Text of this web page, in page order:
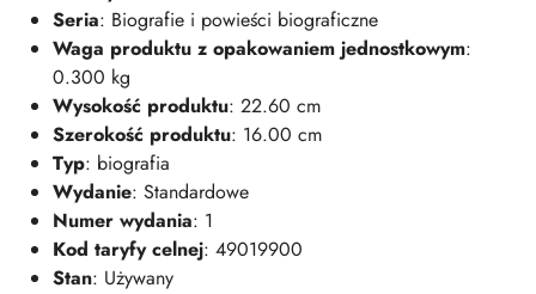
Seria: Biografie i powieści biograficzne
Waga produktu z opakowaniem jednostkowym:
0.300 kg
Wysokość produktu: 22.60 cm
Szerokość produktu: 16.00 cm
Typ: biografia
Wydanie: Standardowe
Numer wydania: 1
Kod taryfy celnej: 49019900
Stan: Używany